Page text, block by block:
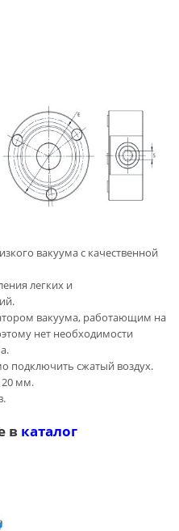
вакуума с качественной
легких и
вакуума, работающим на
нет необходимости
подключить сжатый воздух.
мм.
в каталог